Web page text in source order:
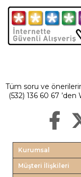
Tüm soru ve
(532) 136 60 67
Kurumsal
Müşteri İlişkileri